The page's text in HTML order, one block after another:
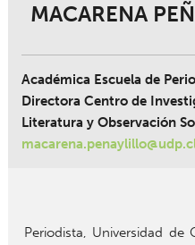
MACARENA
Académica Escuela de
Directora Centro de
Literatura y Observación
Periodista, Universidad